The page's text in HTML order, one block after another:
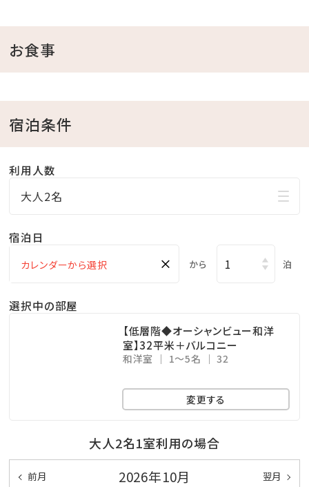
＝＝＝＝＝＝＝＝＝＝＝＝＝＝＝＝＝＝＝＝
□沖縄と言えば海！ホテル目の前がプライベートビーチ
♪
チェックイン後、お部屋で水着に着替えてビーチへ直
行！
小さなお子様連れのパパママも屋外プールだったら
お楽しみ頂けます♪
※遊泳期間…４月～１０月末迄
マリンスポーツやレジャーで 疲れた身体をのんびり
休めることのできる広々空間。
ここからも美しい海を眺めることができます！
※ご利用時間…06：00～10：00／15：00～24：00
★☆観光情報☆★
お食事
宿泊条件
利用人数
大人2名
宿泊日
× から 泊
選択中の部屋
【低層階◆オーシャンビュー和洋
室】32平米＋バルコニー
和洋室 1～5名 32
変更する
大人2名1室利用の場合
前月 2026年10月 翌月